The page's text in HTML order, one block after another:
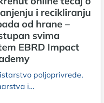
i recikliranju
od hrane –
svima
EBRD Impact
poljoprivrede,
i…